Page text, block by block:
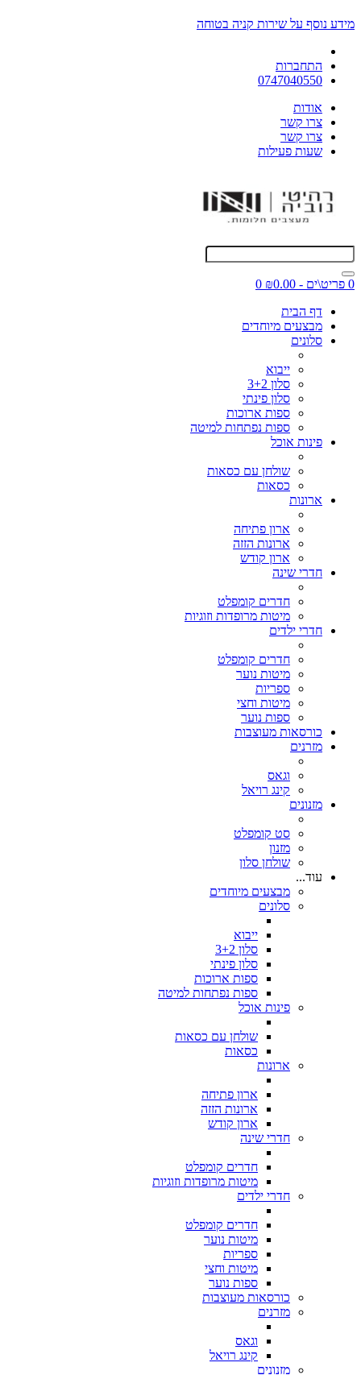
מידע נוסף על שירות קניה בטוחה
התחברות
0747040550
אודות
צרו קשר
צרו קשר
שעות פעילות
0 פריט\ים - ₪0.00
0
דף הבית
מבצעים מיוחדים
סלונים
ייבוא
סלון 3+2
סלון פינתי
ספות ארוכות
ספות נפתחות למיטה
פינות אוכל
שולחן עם כסאות
כסאות
ארונות
ארון פתיחה
ארונות הזזה
ארון קודש
חדרי שינה
חדרים קומפלט
מיטות מרופדות וזוגיות
חדרי ילדים
חדרים קומפלט
מיטות נוער
ספריות
מיטות וחצי
ספות נוער
כורסאות מעוצבות
מזרנים
וגאס
קינג רויאל
מזנונים
סט קומפלט
מזנון
שולחן סלון
עוד...
מבצעים מיוחדים
סלונים
ייבוא
סלון 3+2
סלון פינתי
ספות ארוכות
ספות נפתחות למיטה
פינות אוכל
שולחן עם כסאות
כסאות
ארונות
ארון פתיחה
ארונות הזזה
ארון קודש
חדרי שינה
חדרים קומפלט
מיטות מרופדות וזוגיות
חדרי ילדים
חדרים קומפלט
מיטות נוער
ספריות
מיטות וחצי
ספות נוער
כורסאות מעוצבות
מזרנים
וגאס
קינג רויאל
מזנונים